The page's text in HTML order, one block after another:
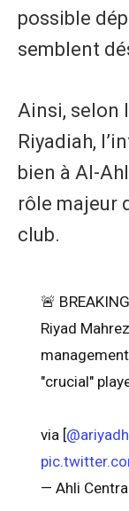
possible
semblent
Ainsi, selon
Riyadiah,
bien à Al-
rôle majeur
club.
🚨
Riyad
"crucial"
via [
— Ahli